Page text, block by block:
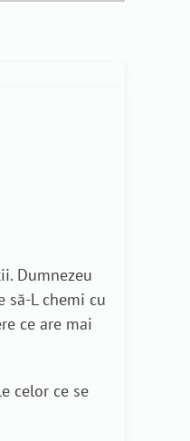
Dumnezeu
să-L chemi cu
ce are mai
celor ce se